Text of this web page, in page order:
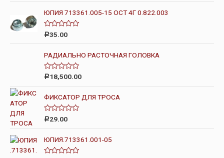
е
н
к
а
0
и
з
ЮПИЯ 713361.005-15 ОСТ 4Г 0.822.003
О
е
н
к
а
0
и
з
Р35.00
РАДИАЛЬНО РАСТОЧНАЯ ГОЛОВКА
О
е
н
к
а
0
и
з
Р18,500.00
ФИКСАТОР ДЛЯ ТРОСА
О
е
н
к
а
Р29.00
ЮПИЯ.713361.001-05